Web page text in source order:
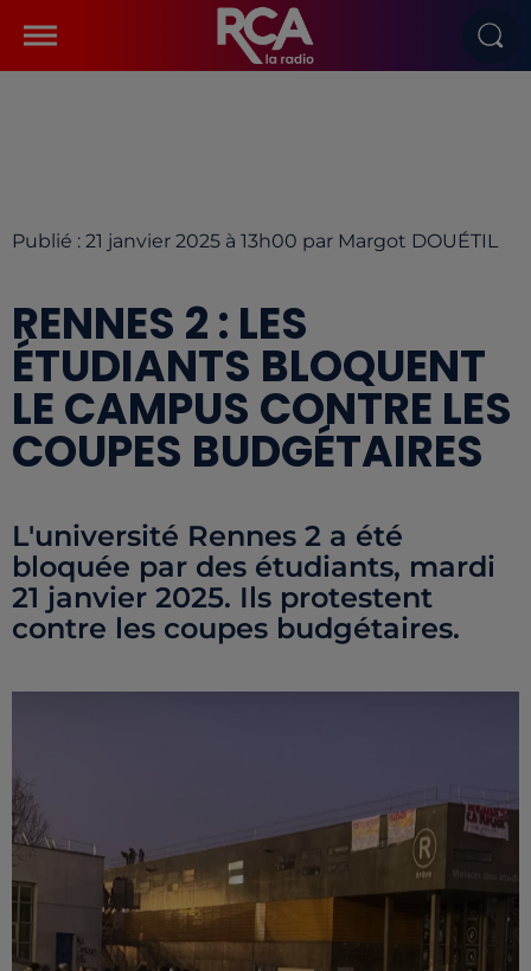
Publié : 21 janvier 2025 à 13h00 par Margot DOUÉTIL
RENNES 2 : LES
ÉTUDIANTS BLOQUENT
LE CAMPUS CONTRE LES
COUPES BUDGÉTAIRES
L'université Rennes 2 a été
bloquée par des étudiants, mardi
21 janvier 2025. Ils protestent
contre les coupes budgétaires.